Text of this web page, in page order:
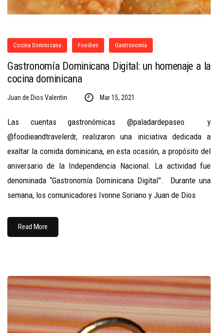
Cocina Dominicana Foodies Gastronomía
Gastronomía Dominicana Digital: un homenaje a la
cocina dominicana
Juan de Dios Valentin Mar 15, 2021
Las cuentas gastronómicas @paladardepaseo y
@foodieandtravelerdr, realizaron una iniciativa dedicada a
exaltar la comida dominicana, en esta ocasión, a propósito del
aniversario de la Independencia Nacional. La actividad fue
denominada “Gastronomía Dominicana Digital”. Durante una
semana, los comunicadores Ivonne Soriano y Juan de Dios
Read More